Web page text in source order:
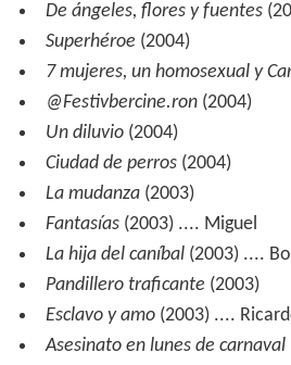
De ángeles, flores y fuentes
Superhéroe (2004)
7 mujeres, un homosexual y
@Festivbercine.ron(2004)
Un diluvio(2004)
Ciudad de perros(2004)
La mudanza(2003)
Fantasías(2003) .... Miguel
La hija del caníbal(2003) ....
Pandillero traficante (2003)
Esclavo y amo(2003) ....
Asesinato en lunes de carnaval